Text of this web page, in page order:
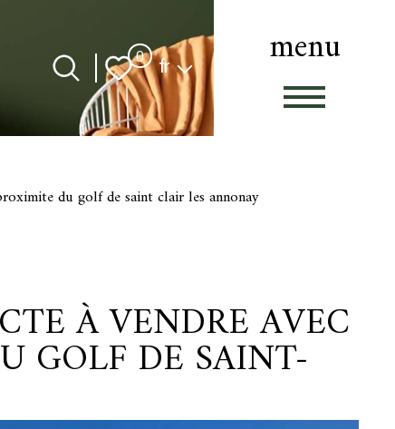
menu
0 Langue
fr
du golf de saint clair les annonay
À VENDRE AVEC
GOLF DE SAINT-